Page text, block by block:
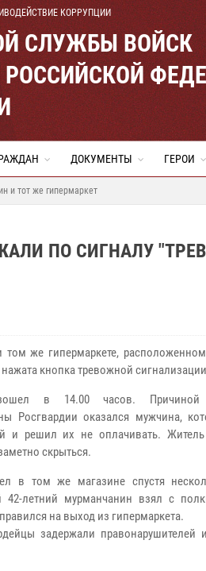
КОРРУПЦИИ
СЛУЖБЫ ВОЙСК
ДОКУМЕНТЫ ГЕРОИ
и тот же гипермаркет
ПО СИГНАЛУ
же гипермаркете,
кнопка тревожной
в 14.00 часов. Причиной
Росгвардии оказался мужчина,
и решил их не оплачивать. Житель
скрыться.
в том же магазине спустя
42-летний мурманчанин взял с
на выход из гипермаркета.
задержали